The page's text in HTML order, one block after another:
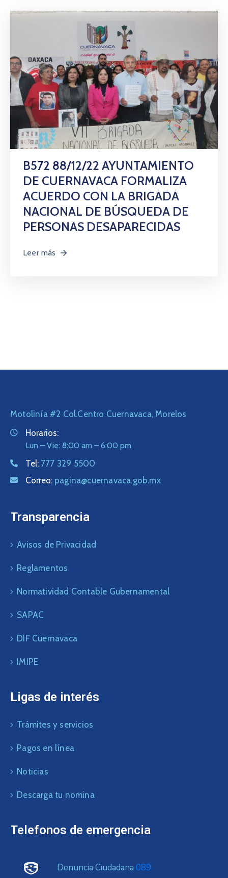
B572 88/12/22 AYUNTAMIENTO
DE CUERNAVACA FORMALIZA
ACUERDO CON LA BRIGADA
NACIONAL DE BÚSQUEDA DE
PERSONAS DESAPARECIDAS
Leer más
Motolinía #2 Col.Centro Cuernavaca, Morelos
Horarios:
Lun – Vie: 8:00 am – 6:00 pm
Tel: 777 329 5500
Correo: pagina@cuernavaca.gob.mx
Transparencia
Avisos de Privacidad
Reglamentos
Normatividad Contable Gubernamental
SAPAC
DIF Cuernavaca
IMIPE
Ligas de interés
Trámites y servicios
Pagos en línea
Noticias
Descarga tu nomina
Telefonos de emergencia
Denuncia Ciudadana 089